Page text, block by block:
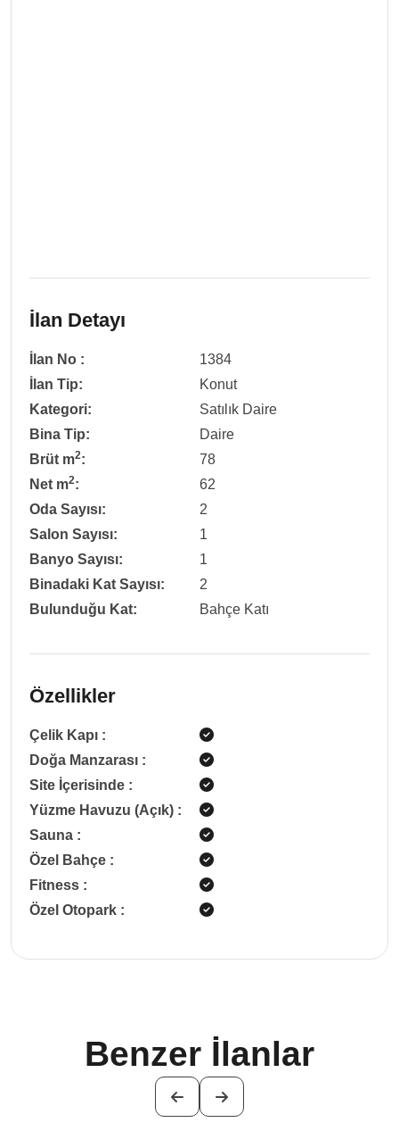
İlan Detayı
İlan No :
1384
İlan Tip:
Konut
Kategori:
Satılık Daire
Bina Tip:
Daire
Brüt m2:
78
Net m2:
62
Oda Sayısı:
2
Salon Sayısı:
1
Banyo Sayısı:
1
Binadaki Kat Sayısı:
2
Bulunduğu Kat:
Bahçe Katı
Özellikler
Çelik Kapı :
Doğa Manzarası :
Site İçerisinde :
Yüzme Havuzu (Açık) :
Sauna :
Özel Bahçe :
Fitness :
Özel Otopark :
Benzer İlanlar